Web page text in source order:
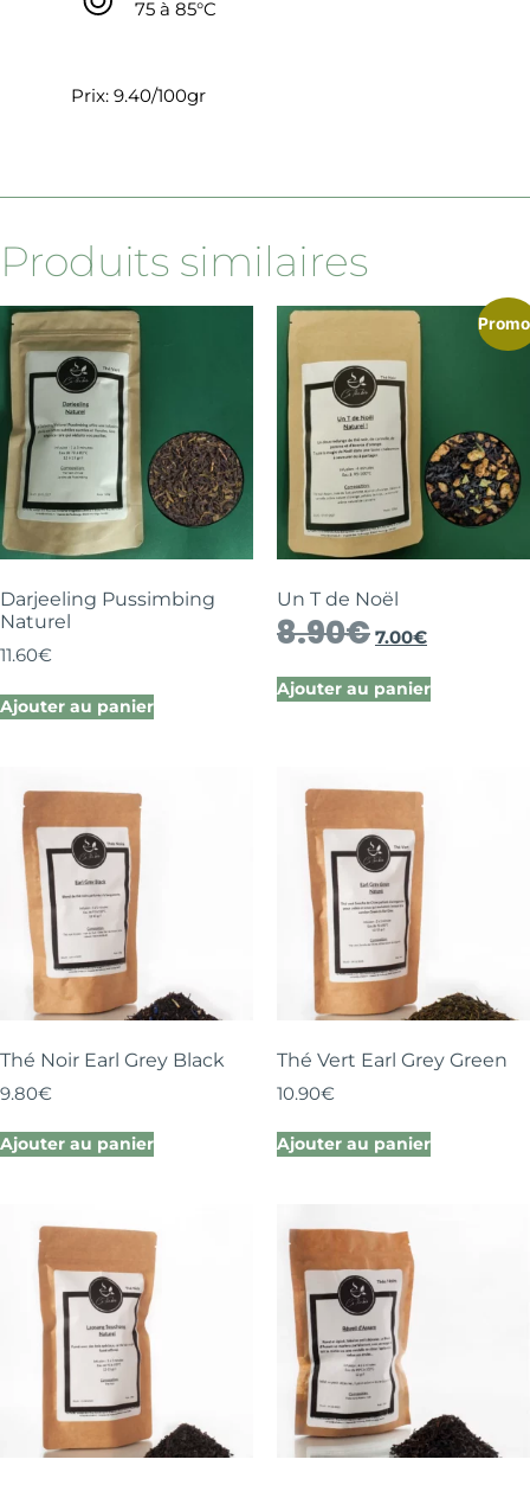
75 à 85°C
Prix: 9.40/100gr
Produits similaires
Darjeeling Pussimbing
Naturel
11.60€
Ajouter au panier
Un T de Noël
8.90€ 7.00€
Ajouter au panier
Thé Noir Earl Grey Black
9.80€
Ajouter au panier
Thé Vert Earl Grey Green
10.90€
Ajouter au panier